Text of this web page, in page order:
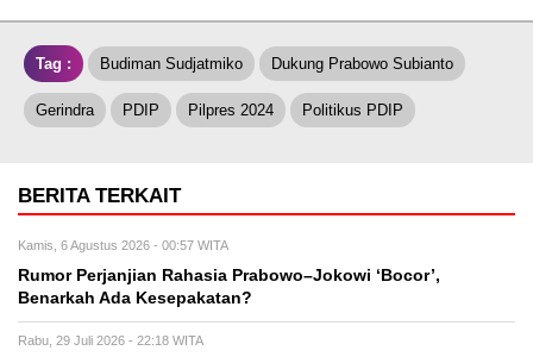
Tag : Budiman Sudjatmiko Dukung Prabowo Subianto
Gerindra PDIP Pilpres 2024 Politikus PDIP
BERITA TERKAIT
Kamis, 6 Agustus 2026 - 00:57 WITA
Rumor Perjanjian Rahasia Prabowo–Jokowi ‘Bocor’,
Benarkah Ada Kesepakatan?
Rabu, 29 Juli 2026 - 22:18 WITA